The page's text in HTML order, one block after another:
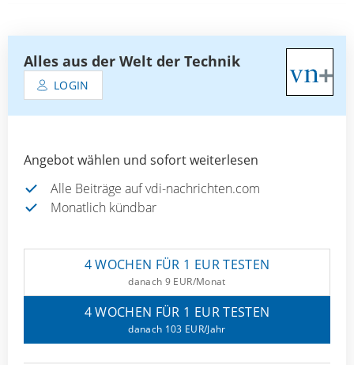
Alles aus der Welt der Technik
LOGIN
Angebot wählen und sofort weiterlesen
Alle Beiträge auf vdi-nachrichten.com
Monatlich kündbar
4 WOCHEN FÜR 1 EUR TESTEN
danach 9 EUR/Monat
4 WOCHEN FÜR 1 EUR TESTEN
danach 103 EUR/Jahr